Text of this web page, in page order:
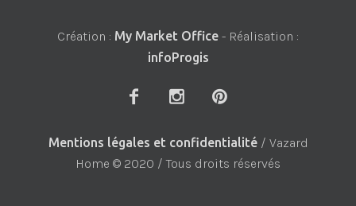
Création : My Market Office - Réalisation :
infoProgis
Mentions légales et confidentialité/ Vazard
Home © 2020 / Tous droits réservés